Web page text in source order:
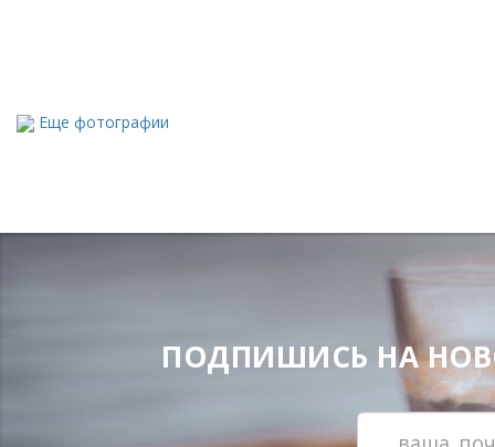
Еще фотографии
ПОДПИШИСЬ НА